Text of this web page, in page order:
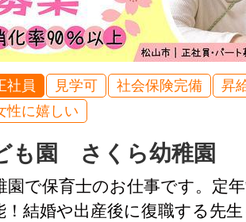
社員 見学可 社会保険完備
昇
性に嬉しい
も園 さくら幼稚園
園で保育士のお仕事です。定
！結婚や出産後に復職する先